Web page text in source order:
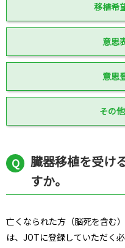
移植希
意思
意思
その
臓器移植を受け
すか。
亡くなられた方（脳死を含む
は、JOTに登録していただく必